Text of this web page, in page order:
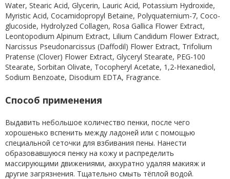
Water, Stearic Acid, Glycerin, Lauric Acid, Potassium Hydroxide,
Myristic Acid, Cocamidopropyl Betaine, Polyquaternium-7, Coco-
glucoside, Hydrolyzed Collagen, Rosa Gallica Flower Extract,
Leontopodium Alpinum Extract, Lilium Candidum Flower Extract,
Narcissus Pseudonarcissus (Daffodil) Flower Extract, Trifolium
Pratense (Clover) Flower Extract, Glyceryl Stearate, PEG-100
Stearate, Sorbitan Olivate, Tocopheryl Acetate, 1,2-Hexanediol,
Sodium Benzoate, Disodium EDTA, Fragrance.
Способ применения
Выдавить небольшое количество пенки, после чего
хорошенько вспенить между ладоней или с помощью
специальной сеточки для взбивания пены. Нанести
образовавшуюся пенку на кожу и распределить
массирующими движениями, аккуратно удаляя макияж и
другие загрязнения. Тщательно смыть тёплой водой.